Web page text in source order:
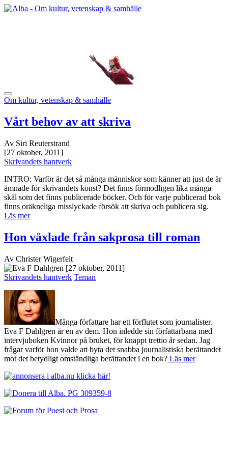
Om kultur, vetenskap & samhälle
Vårt behov av att skriva
Av Siri Reuterstrand
[27 oktober, 2011]
Skrivandets hantverk
INTRO: Varför är det så många människor som känner att just de är
ämnade för skrivandets konst? Det finns förmodligen lika många
skäl som det finns publicerade böcker. Och för varje publicerad bok
finns oräkneliga misslyckade försök att skriva och publicera sig.
Läs mer
Hon växlade från sakprosa till roman
Av Christer Wigerfelt
[27 oktober, 2011]
Skrivandets hantverk Teman
Många författare har ett förflutet som journalister.
Eva F Dahlgren är en av dem. Hon inledde sin författarbana med
intervjuboken Kvinnor på bruket, för knappt trettio år sedan. Jag
frågar varför hon valde att byta det snabba journalistiska berättandet
mot det betydligt omständliga berättandet i en bok? Läs mer